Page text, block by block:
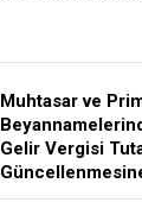
Muhtasar ve
Gelir Vergisi